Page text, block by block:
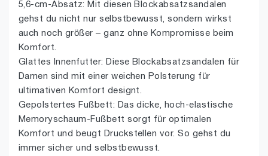
5,6-cm-Absatz: Mit diesen Blockabsatzsandalen
gehst du nicht nur selbstbewusst, sondern wirkst
auch noch größer – ganz ohne Kompromisse beim
Komfort.
Glattes Innenfutter: Diese Blockabsatzsandalen für
Damen sind mit einer weichen Polsterung für
ultimativen Komfort designt.
Gepolstertes Fußbett: Das dicke, hoch-elastische
Memoryschaum-Fußbett sorgt für optimalen
Komfort und beugt Druckstellen vor. So gehst du
immer sicher und selbstbewusst.